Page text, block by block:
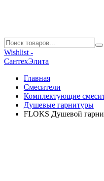
Wishlist -
СантехЭлита
Главная
Смесители
Комплектующие
Душевые гарнитуры
FLOKS Душевой